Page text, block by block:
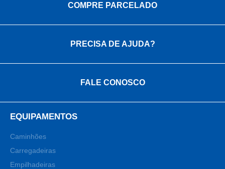
COMPRE PARCELADO
PRECISA DE AJUDA?
FALE CONOSCO
EQUIPAMENTOS
Caminhões
Carregadeiras
Empilhadeiras